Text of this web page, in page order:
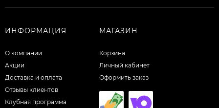
ИНФОРМАЦИЯ
О компании
Акции
Доставка и оплата
Отзывы клиентов
Клубная программа
МАГАЗИН
Корзина
Личный кабинет
Оформить заказ